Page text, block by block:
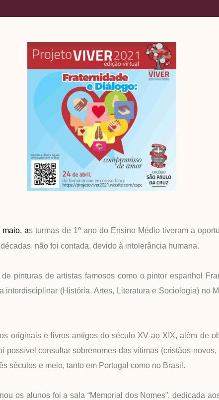
maio, as turmas de 1º ano do Ensino Médio tiveram a
não foi contada, devido à intolerância humana.
pinturas de artistas famosos como o pintor espanhol
interdisciplinar (História, Artes, Literatura e Sociologia) no
originais e livros antigos do século XV ao XIX, além de
possível consultar sobrenomes das vítimas (cristãos-
séculos e meio, tanto em Portugal como no Brasil.
alunos foi a sala “Memorial dos Nomes”, dedicada